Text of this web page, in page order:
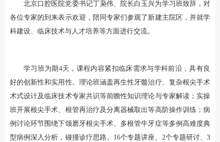
北京口腔医院党委书记丁枭伟、院长白玉兴为学习班致辞，对
各位专家的到来表示欢迎，陪同专家们参观了新建主院区，并就学
科建设、临床技术与人才培养等方面进行交流。
学习班为期4天，课程内容紧扣临床需求与学科前沿，具有良
好的创新性和实用性。理论班涵盖再生性牙髓治疗、复杂根尖手术
术式设计及临床技术专家共识等前瞻性知识理论与专家解读；实操
班开展根尖手术、根管再治疗及分离器械取出等高阶操作训练；病
例讨论环节围绕下颌磨牙根尖手术、多根管牛牙症等多例高难度典
型病例深入分析，碰撞诊疗思路。16个专题讲座、2个专题研讨、3